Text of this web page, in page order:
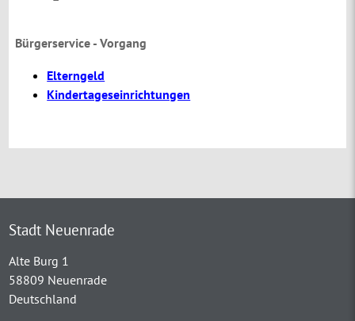
Bürgerservice - Vorgang
Elterngeld
Kindertageseinrichtungen
Stadt Neuenrade
Alte Burg 1
58809 Neuenrade
Deutschland